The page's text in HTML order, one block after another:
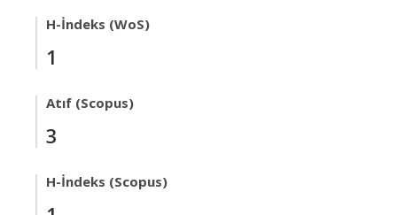
H-İndeks (WoS)
1
Atıf (Scopus)
3
H-İndeks (Scopus)